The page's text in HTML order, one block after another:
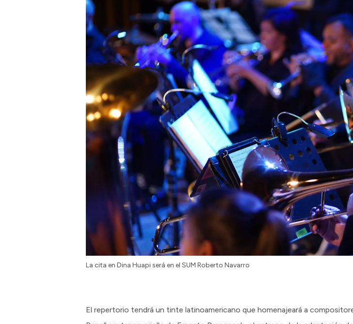
La cita en Dina Huapi será en el SUM Roberto Navarro
El repertorio tendrá un tinte latinoamericano que homenajeará a